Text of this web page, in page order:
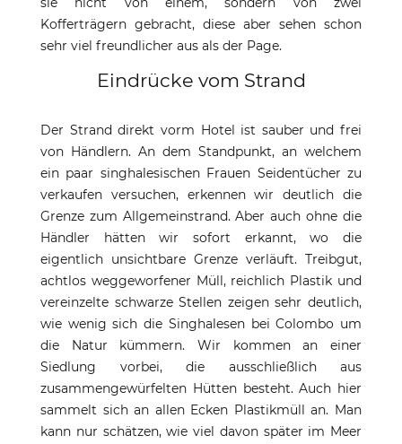
Kofferträgern gebracht, diese aber sehen schon
sehr viel freundlicher aus als der Page.
Eindrücke vom Strand
Der Strand direkt vorm Hotel ist sauber und frei
von Händlern. An dem Standpunkt, an welchem
ein paar singhalesischen Frauen Seidentücher zu
verkaufen versuchen, erkennen wir deutlich die
Grenze zum Allgemeinstrand. Aber auch ohne die
Händler hätten wir sofort erkannt, wo die
eigentlich unsichtbare Grenze verläuft. Treibgut,
achtlos weggeworfener Müll, reichlich Plastik und
vereinzelte schwarze Stellen zeigen sehr deutlich,
wie wenig sich die Singhalesen bei Colombo um
die Natur kümmern. Wir kommen an einer
Siedlung vorbei, die ausschließlich aus
zusammengewürfelten Hütten besteht. Auch hier
sammelt sich an allen Ecken Plastikmüll an. Man
kann nur schätzen, wie viel davon später im Meer